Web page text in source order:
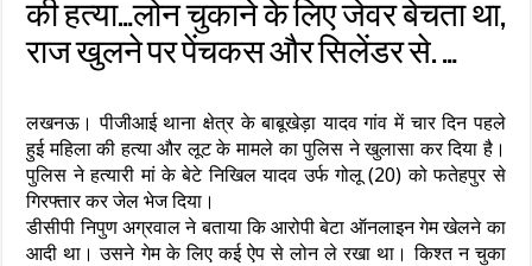
की हत्या…लोन चुकाने के लिए जेवर बेचता था,
राज खुलने पर पेंचकस और सिलेंडर से. …
लखनऊ। पीजीआई थाना क्षेत्र के बाबूखेड़ा यादव गांव में चार दिन पहले
हुई महिला की हत्या और लूट के मामले का पुलिस ने खुलासा कर दिया है।
पुलिस ने हत्यारी मां के बेटे निखिल यादव उर्फ गोलू (20) को फतेहपुर से
गिरफ्तार कर जेल भेज दिया।
डीसीपी निपुण अग्रवाल ने बताया कि आरोपी बेटा ऑनलाइन गेम खेलने का
आदी था। उसने गेम के लिए कई ऐप से लोन ले रखा था। किश्त न चुका